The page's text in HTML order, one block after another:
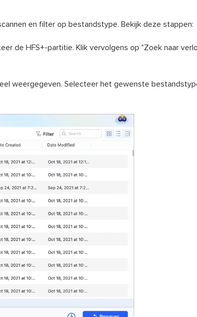
en filter op bestandstype. Bekijk deze stappen:
de HFS+-partitie. Klik vervolgens op "Zoek naar
weergegeven. Selecteer het gewenste